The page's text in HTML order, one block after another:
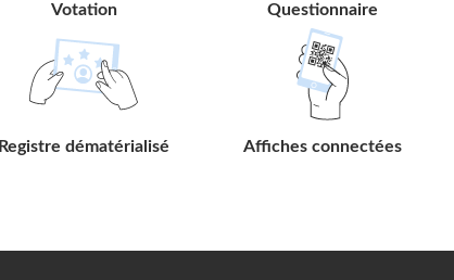
Votation Questionnaire
Suivre
le
lien
Registre dématérialisé
Suivre
le
lien
Affiches connectées